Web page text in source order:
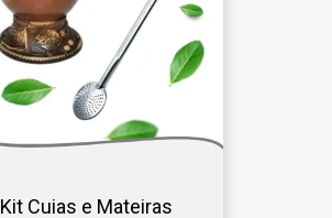
Kit Cuias e Mateiras